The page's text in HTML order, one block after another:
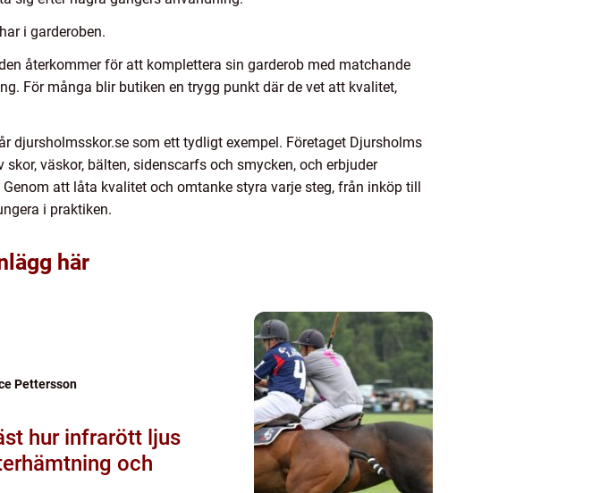
i garderoben.
återkommer för att komplettera sin garderob med matchande
För många blir butiken en trygg punkt där de vet att kvalitet,
djursholmsskor.se som ett tydligt exempel. Företaget Djursholms
väskor, bälten, sidenscarfs och smycken, och erbjuder
att låta kvalitet och omtanke styra varje steg, från inköp till
i praktiken.
här
Pettersson
ljus
och